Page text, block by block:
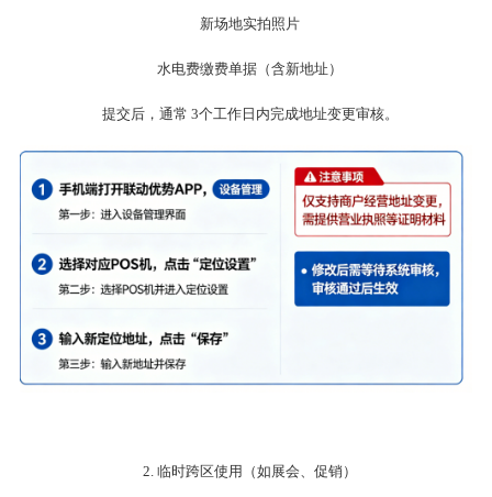
新场地实拍照片
水电费缴费单据（含新地址）
提交后，通常 3个工作日内完成地址变更审核。
2. 临时跨区使用（如展会、促销）